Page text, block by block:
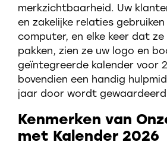
merkzichtbaarheid. Uw
en zakelijke relaties
computer, en elke keer dat ze
pakken, zien ze uw logo en
geïntegreerde kalender voor
bovendien een handig
jaar door wordt
Kenmerken van
met Kalender 2026